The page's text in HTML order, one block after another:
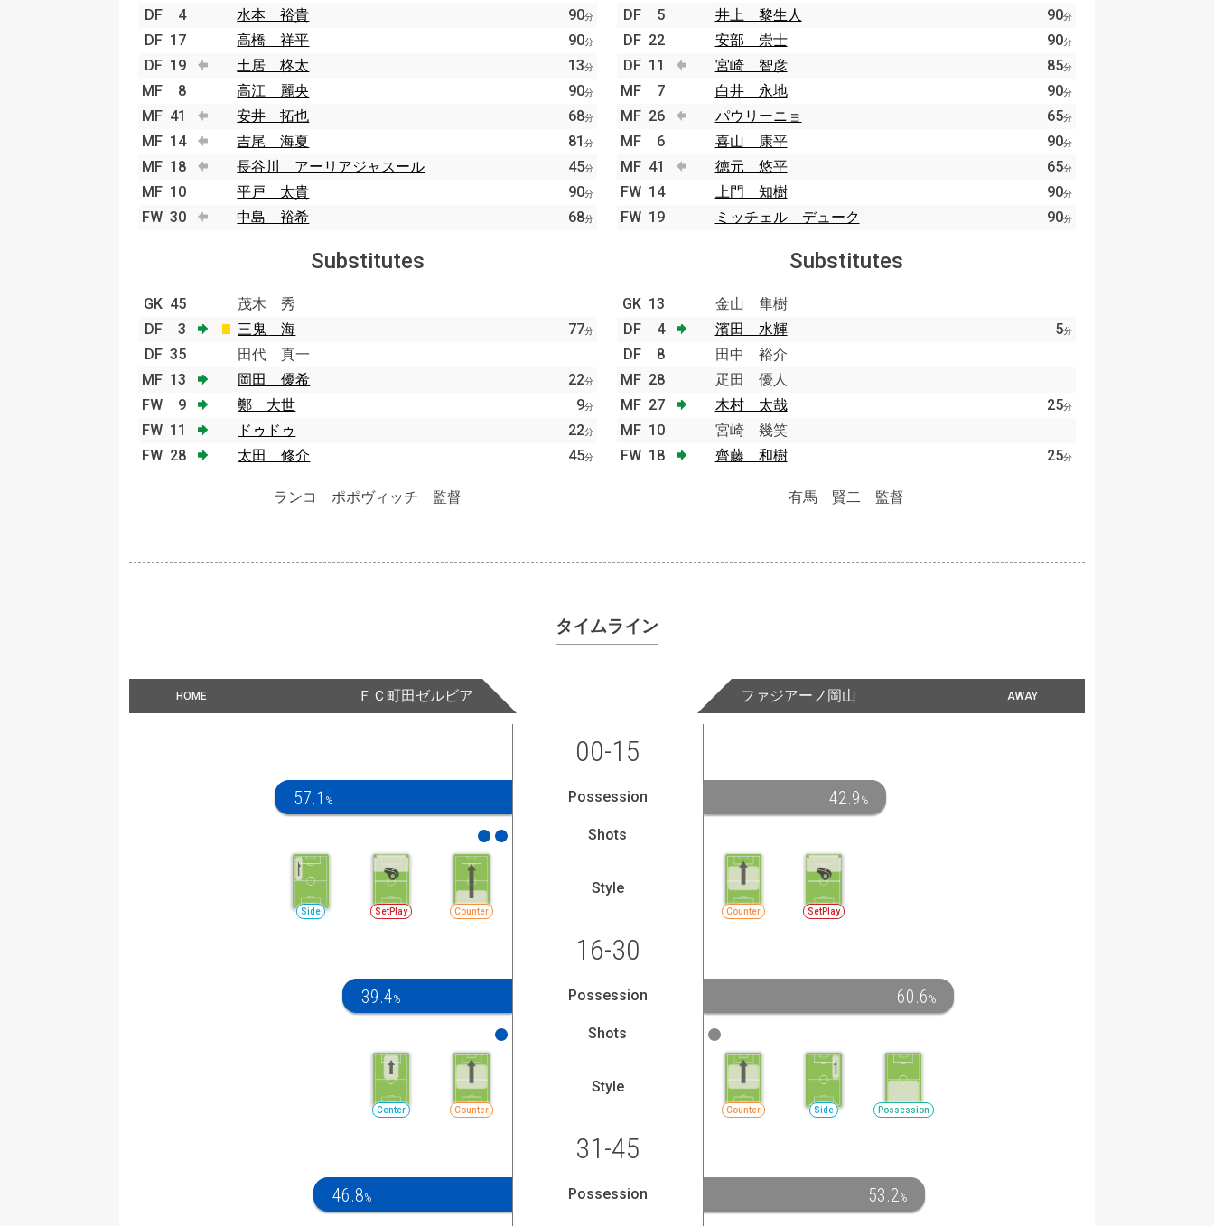
DF 4 水本 裕貴 90分
DF 17 高橋 祥平 90分
DF 19 土居 柊太 13分
MF 8 高江 麗央 90分
MF 41 安井 拓也 68分
MF 14 吉尾 海夏 81分
MF 18 長谷川 アーリアジャスール 45分
MF 10 平戸 太貴 90分
FW 30 中島 裕希 68分
Substitutes
GK 45
茂木 秀
DF
3 三鬼 海 77分
DF 35
田代 真一
MF 13 岡田 優希 22分
FW 9 鄭 大世 9分
FW 11 ドゥドゥ 22分
FW 28 太田 修介 45分
ランコ ポポヴィッチ 監督
DF 5 井上 黎生人 90分
DF 22 安部 崇士 90分
DF 11 宮崎 智彦 85分
MF 7 白井 永地 90分
MF 26 パウリーニョ 65分
MF 6 喜山 康平 90分
MF 41 徳元 悠平 65分
FW 14 上門 知樹 90分
FW 19 ミッチェル デューク 90分
Substitutes
GK 13
金山 隼樹
DF
4 濱田 水輝 5分
DF 8
田中 裕介
MF 28
疋田 優人
MF 27 木村 太哉 25分
MF 10
宮崎 幾笑
FW 18 齊藤 和樹 25分
有馬 賢二 監督
タイムライン
HOME ＦＣ町田ゼルビア AWAY
ファジアーノ岡山
00-15
57.1 % Possession 42.9 %
Shots
Counter
SetPlay
Side
Style
Counter SetPlay
16-30
39.4% Possession 60.6 %
Shots
Counter
Center
Style
Counter Side Possession
31-45
46.8% Possession 53.2%